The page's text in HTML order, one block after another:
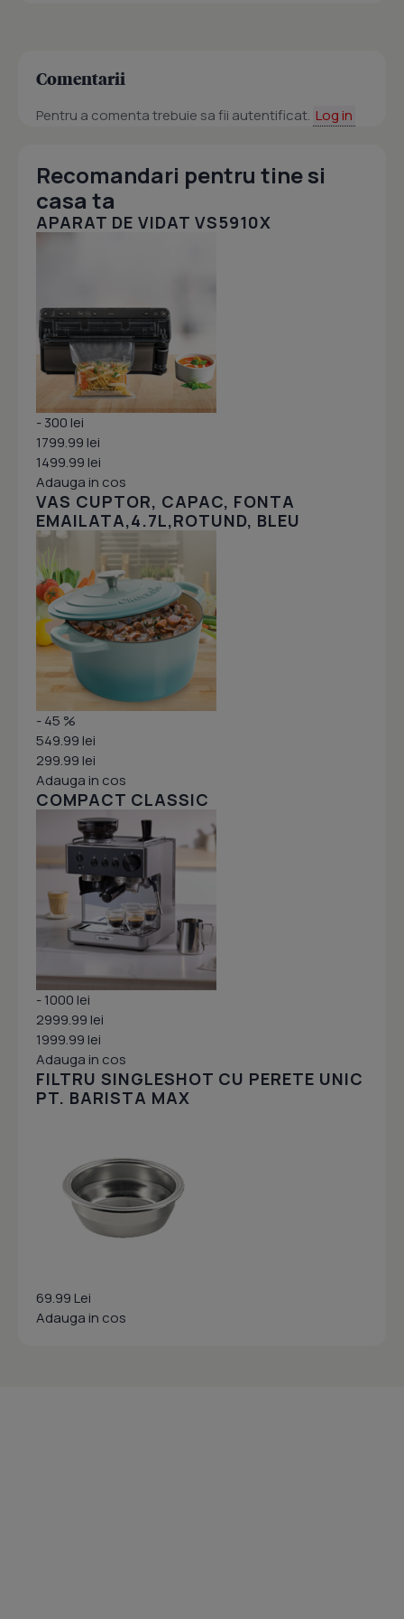
Comentarii
Pentru a comenta trebuie sa fii autentificat. Log in
Recomandari pentru tine si
casa ta
APARAT DE VIDAT VS5910X
- 300 lei
1799.99 lei
1499.99 lei
Adauga in cos
VAS CUPTOR, CAPAC, FONTA
EMAILATA,4.7L,ROTUND, BLEU
- 45 %
549.99 lei
299.99 lei
Adauga in cos
COMPACT CLASSIC
- 1000 lei
2999.99 lei
1999.99 lei
Adauga in cos
FILTRU SINGLESHOT CU PERETE UNIC
PT. BARISTA MAX
69.99 Lei
Adauga in cos